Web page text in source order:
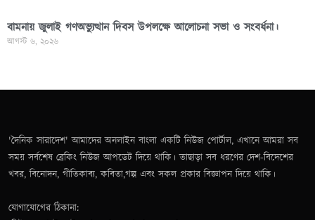
বামনায় জুলাই গণঅভ্যুত্থান দিবস উপলক্ষে আলোচনা সভা ও সংবর্ধনা।
আগস্ট ৬, ২০২৬
'দৈনিক সারাদেশ' আমাদের অনলাইন বাংলা একটি নিউজ পোর্টাল, এখানে আমরা সব
সময় সর্বশেষ ব্রেকিং নিউজ আপডেট দিয়ে থাকি। তাছাড়া সব ধরণের দেশ-বিদেশের
খবর, বিনোদন, গীতিকাব্য, কবিতা,গল্প এবং সকল প্রকার বিজ্ঞাপন দিয়ে থাকি।
যোগাযোগের ঠিকানা: